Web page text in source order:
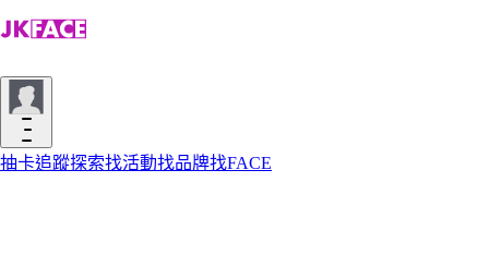
抽卡追蹤探索找活動找品牌找FACE